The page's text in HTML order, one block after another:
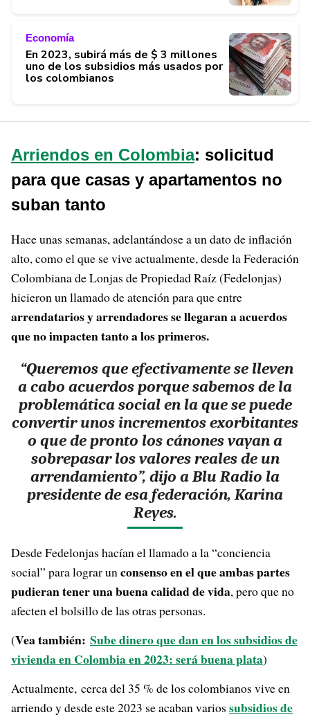
Economía
En 2023, subirá más de $ 3 millones
uno de los subsidios más usados por
los colombianos
Arriendos en Colombia: solicitud
para que casas y apartamentos no
suban tanto
Hace unas semanas, adelantándose a un dato de inflación
alto, como el que se vive actualmente, desde la Federación
Colombiana de Lonjas de Propiedad Raíz (Fedelonjas)
hicieron un llamado de atención para que entre
arrendatarios y arrendadores se llegaran a acuerdos
que no impacten tanto a los primeros.
“Queremos que efectivamente se lleven
a cabo acuerdos porque sabemos de la
problemática social en la que se puede
convertir unos incrementos exorbitantes
o que de pronto los cánones vayan a
sobrepasar los valores reales de un
arrendamiento”, dijo a Blu Radio la
presidente de esa federación, Karina
Reyes.
Desde Fedelonjas hacían el llamado a la “conciencia
social” para lograr unconsenso en el que ambas partes
pudieran tener una buena calidad de vida, pero que no
afecten el bolsillo de las otras personas.
(Vea también: Sube dinero que dan en los subsidios de
vivienda en Colombia en 2023: será buena plata)
Actualmente, cerca del 35 % de los colombianos vive en
arriendo y desde este 2023 se acaban varios subsidios de